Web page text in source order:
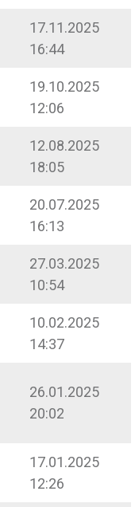
17.11.2025
16:44
19.10.2025
12:06
12.08.2025
18:05
20.07.2025
16:13
27.03.2025
10:54
10.02.2025
14:37
26.01.2025
20:02
17.01.2025
12:26